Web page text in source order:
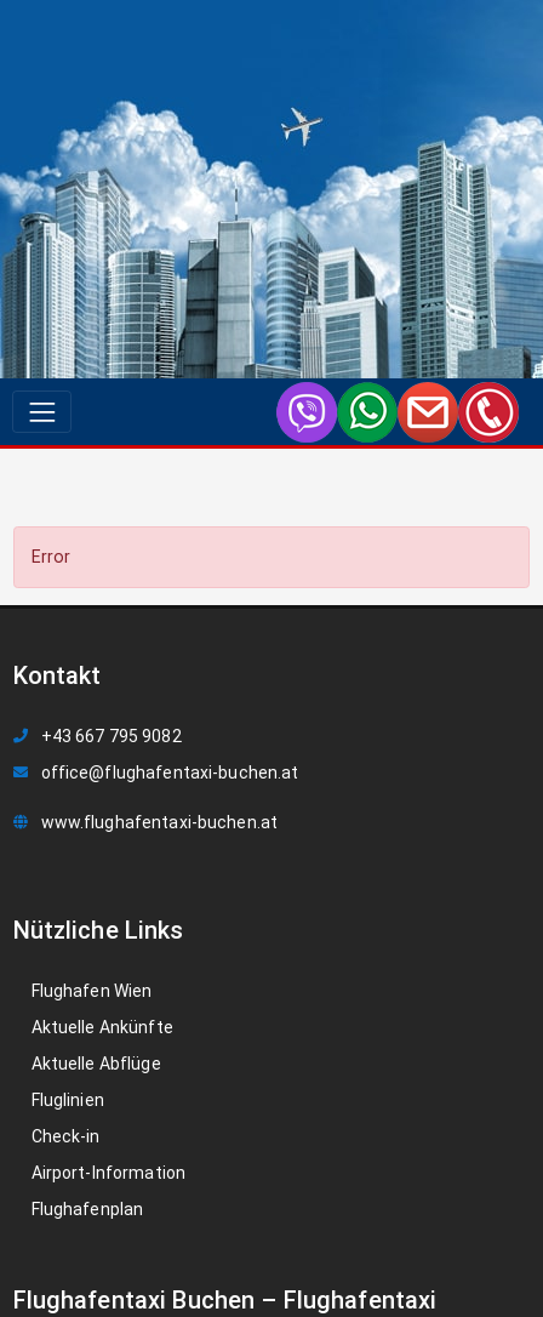
Error
Kontakt
+43 667 795 9082
office@flughafentaxi-buchen.at
www.flughafentaxi-buchen.at
Nützliche Links
Flughafen Wien
Aktuelle Ankünfte
Aktuelle Abflüge
Fluglinien
Check-in
Airport-Information
Flughafenplan
Flughafentaxi Buchen – Flughafentaxi